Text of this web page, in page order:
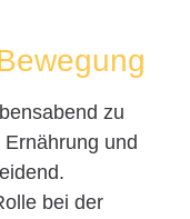
zu
und
bei der